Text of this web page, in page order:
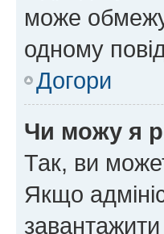
може
одному
Догори
Чи можу я
Так, ви
Якщо